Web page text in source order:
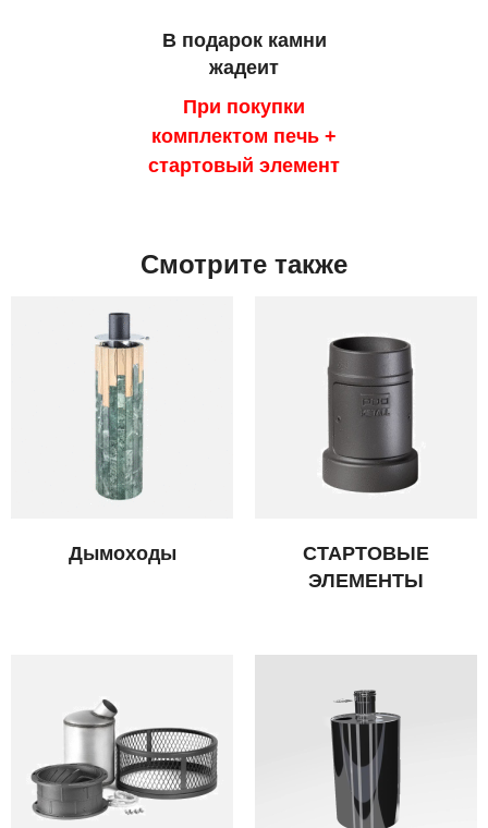
В подарок камни
жадеит
При покупки
комплектом печь +
стартовый элемент
Смотрите также
Дымоходы
СТАРТОВЫЕ
ЭЛЕМЕНТЫ